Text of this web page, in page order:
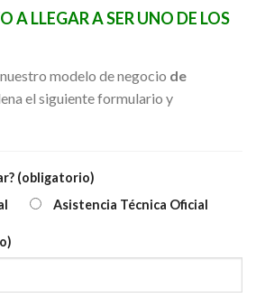
A LLEGAR A SER UNO DE LOS
modelo de negocio de
el siguiente formulario y
(obligatorio)
Asistencia Técnica Oficial